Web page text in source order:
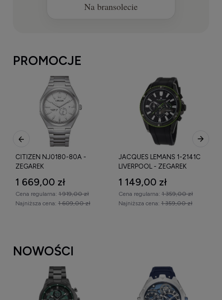
Na bransolecie
PROMOCJE
JACQUES LEMANS 1-2141C
LIVERPOOL - ZEGAREK
1 149,00 zł
Cena regularna:1 359,00 zł
Najniższa cena:1 359,00 zł
MICHAEL KORS BLAIR
MK5166 - ZEGAREK
449,00 zł
Cena regularna:799,00 zł
Najniższa cena:599,00 zł
NOWOŚCI